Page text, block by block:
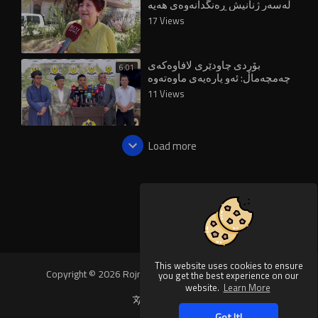
This website uses cookies to ensure
you get the best experience on our
website. Learn More
لەسەر ژنانیش ڕەنگدانەوەی هەیە
17 Views
6:01 بۆردی چاودێری لافاوەکەی
چەمچەماڵ: ئەو پارەیەی ماوەتەوە
بۆ نەهێشتنی مەترسی لافاو خەرج
دەکرێت
11 Views
Load more
Copyright © 2026 Rojnews Video. All rights reserved.
Language